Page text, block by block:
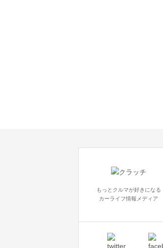
もっとクルマが好きになる
カーライフ情報メディア